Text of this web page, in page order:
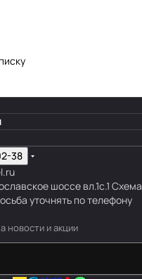
38
шоссе вл.1с.1 Схема
уточнять по телефону
новости и акции